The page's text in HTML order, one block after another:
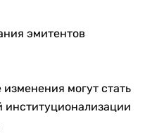
эмитентов
могут стать